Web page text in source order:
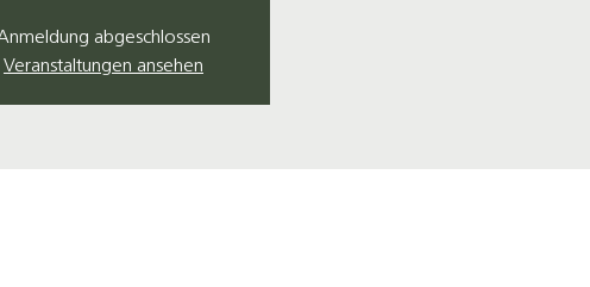
abgeschlossen
Veranstaltungen ansehen